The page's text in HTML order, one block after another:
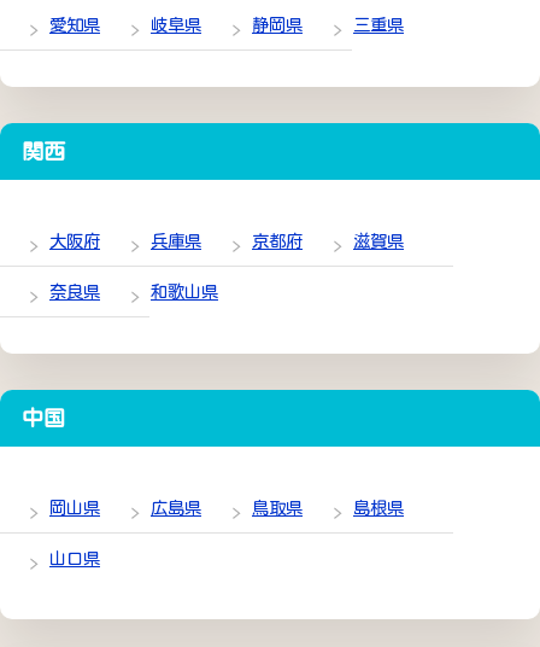
愛知県 岐阜県 静岡県 三重県
関西
大阪府 兵庫県 京都府 滋賀県
奈良県 和歌山県
中国
岡山県 広島県 鳥取県 島根県
山口県